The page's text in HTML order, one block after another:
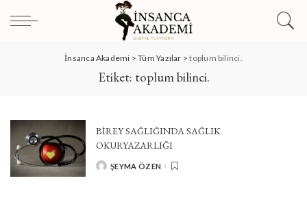
İnsanca Akademi >Tüm Yazılar >toplum bilinci.
Etiket: toplum bilinci.
BIREY SAĞLIĞINDA SAĞLIK
OKURYAZARLIĞI
POSTED
ŞEYMA ÖZEN